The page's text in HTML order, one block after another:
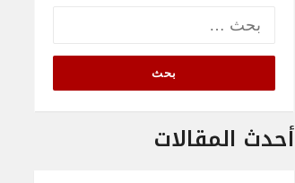
البحث
عن:
أحدث المقالات